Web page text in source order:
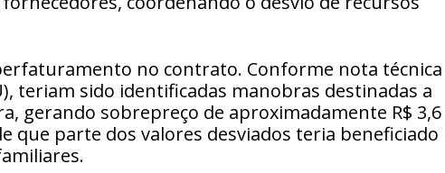
no contrato. Conforme nota técnica
teriam sido identificadas manobras destinadas a
gerando sobrepreço de aproximadamente R$ 3,6
que parte dos valores desviados teria beneficiado